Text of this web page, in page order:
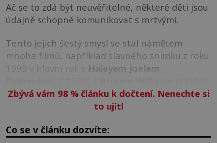
Ač se to zdá být neuvěřitelné, některé děti jsou
údajně schopné komunikovat s mrtvými.
Tento jejich šestý smysl se stal námětem
mnoha filmů, například slavného snímku z roku
1999 v hlavní roli s Haleyem Joelem
Zbývá vám 98 %článku k dočtení. Nenechte si
to ujít!
Co se v článku dozvíte: